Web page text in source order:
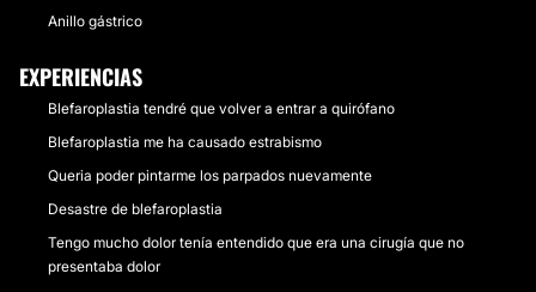
Anillo gástrico
EXPERIENCIAS
Blefaroplastia tendré que volver a entrar a quirófano
Blefaroplastia me ha causado estrabismo
Queria poder pintarme los parpados nuevamente
Desastre de blefaroplastia
Tengo mucho dolor tenía entendido que era una cirugía que no
presentaba dolor